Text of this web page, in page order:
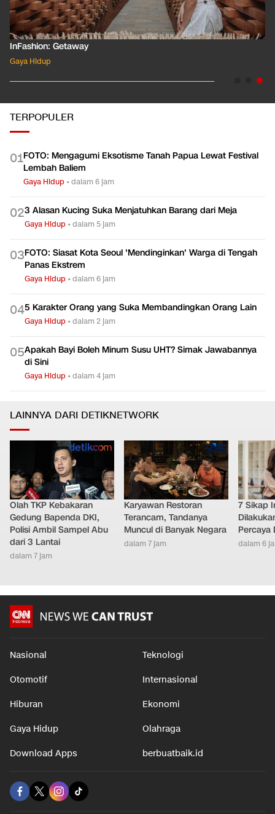
InFashion: Masking the Ox
Gaya Hidup
TERPOPULER
01FOTO: Mengagumi Eksotisme Tanah Papua Lewat Festival
Lembah Baliem
Gaya Hidup •dalam 6 jam
023 Alasan Kucing Suka Menjatuhkan Barang dari Meja
Gaya Hidup •dalam 5 jam
03FOTO: Siasat Kota Seoul 'Mendinginkan' Warga di Tengah
Panas Ekstrem
Gaya Hidup •dalam 6 jam
045 Karakter Orang yang Suka Membandingkan Orang Lain
Gaya Hidup •dalam 2 jam
05Apakah Bayi Boleh Minum Susu UHT? Simak Jawabannya
di Sini
Gaya Hidup •dalam 4 jam
LAINNYA DARI DETIKNETWORK
Olah TKP Kebakaran
Gedung Bapenda DKI,
Polisi Ambil Sampel Abu
dari 3 Lantai
dalam 7 jam
Karyawan Restoran
Terancam, Tandanya
Muncul di Banyak Negara
dalam 7 jam
7 Sikap
Percaya
dalam 6
Nasional Teknologi
Otomotif Internasional
Hiburan Ekonomi
Gaya Hidup Olahraga
Download Apps berbuatbaik.id